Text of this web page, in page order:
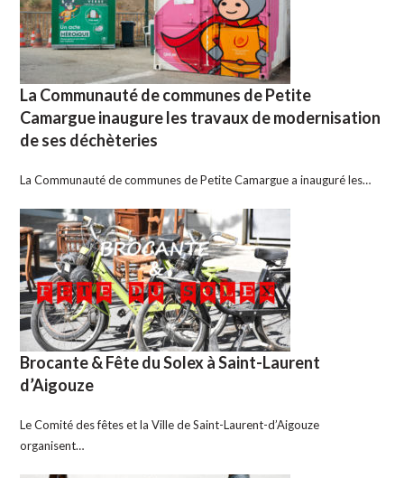
La Communauté de communes de Petite
Camargue inaugure les travaux de modernisation
de ses déchèteries
La Communauté de communes de Petite Camargue a inauguré les…
Brocante & Fête du Solex à Saint-Laurent
d’Aigouze
Le Comité des fêtes et la Ville de Saint-Laurent-d’Aigouze
organisent…